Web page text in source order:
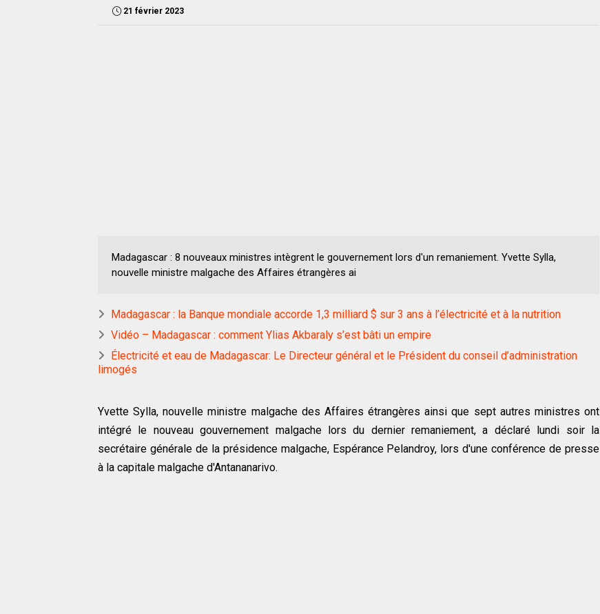
21 février 2023
Madagascar : 8 nouveaux ministres intègrent le gouvernement lors d'un remaniement. Yvette Sylla,
nouvelle ministre malgache des Affaires étrangères ai
Madagascar : la Banque mondiale accorde 1,3 milliard $ sur 3 ans à l’électricité et à la nutrition
Vidéo – Madagascar : comment Ylias Akbaraly s’est bâti un empire
Électricité et eau de Madagascar: Le Directeur général et le Président du conseil d’administration
limogés
Yvette Sylla, nouvelle ministre malgache des Affaires étrangères ainsi que sept autres ministres ont
intégré le nouveau gouvernement malgache lors du dernier remaniement, a déclaré lundi soir la
secrétaire générale de la présidence malgache, Espérance Pelandroy, lors d'une conférence de presse
à la capitale malgache d'Antananarivo.